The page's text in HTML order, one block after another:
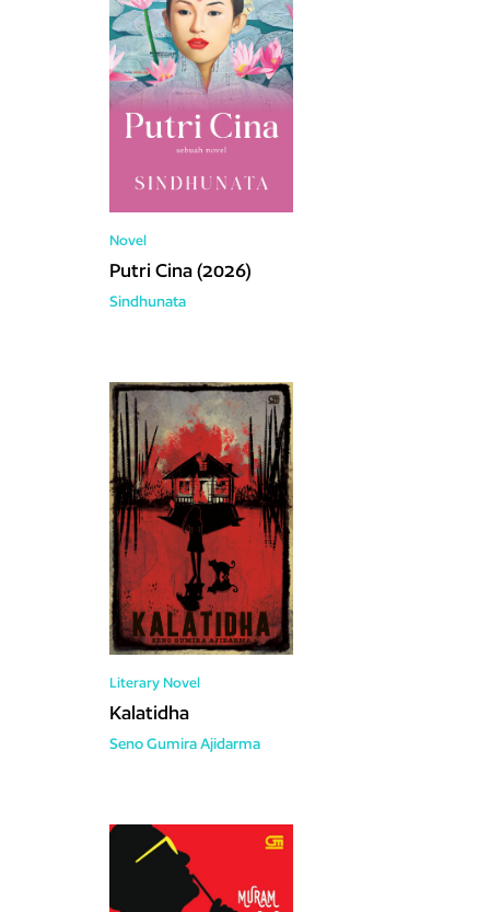
Novel
Putri Cina (2026)
Sindhunata
Literary Novel
Kalatidha
Seno Gumira Ajidarma